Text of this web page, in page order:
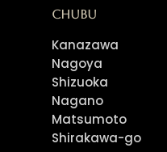
Chubu
Kanazawa
Nagoya
Shizuoka
Nagano
Matsumoto
Shirakawa-go